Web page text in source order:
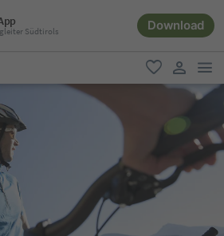
Südtirols Download
favorit
user link